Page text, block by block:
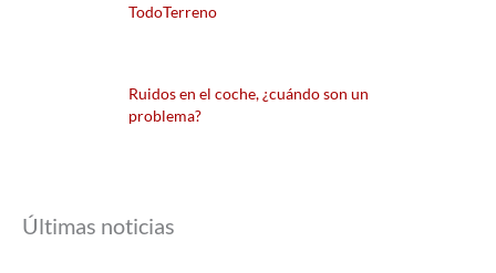
TodoTerreno
Ruidos en el coche, ¿cuándo son un
problema?
Últimas noticias